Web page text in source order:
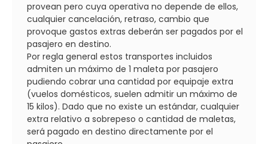
provean pero cuya operativa no depende de ellos,
cualquier cancelación, retraso, cambio que
provoque gastos extras deberán ser pagados por el
pasajero en destino.
Por regla general estos transportes incluidos
admiten un máximo de 1 maleta por pasajero
pudiendo cobrar una cantidad por equipaje extra
(vuelos domésticos, suelen admitir un máximo de
15 kilos). Dado que no existe un estándar, cualquier
extra relativo a sobrepeso o cantidad de maletas,
será pagado en destino directamente por el